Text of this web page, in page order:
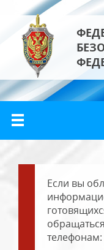
Если вы
телефонам: